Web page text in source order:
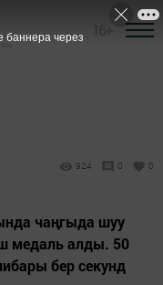
924 0 0
чаңгыда шуу
медаль алды. 50
бер секунд
баннера через